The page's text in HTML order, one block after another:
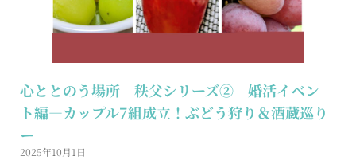
心ととのう場所 秩父シリーズ② 婚活イベン
ト編―カップル7組成立！ぶどう狩り＆酒蔵巡り
ー
2025年10月1日